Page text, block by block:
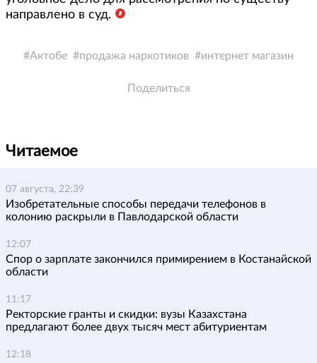
направлено в суд.
Актобе продажа наркотиков интернет магазин
Поделиться
Читаемое
07 августа, 22:39
Изобретательные способы передачи телефонов в
колонию раскрыли в Павлодарской области
12:07
Спор о зарплате закончился примирением в Костанайской
области
11:17
Ректорские гранты и скидки: вузы Казахстана
предлагают более двух тысяч мест абитуриентам
12:18